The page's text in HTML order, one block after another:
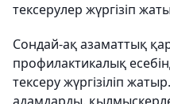
тексерулер жүргізіп
Сондай-ақ азаматтық
профилактикалық
тексеру жүргізіліп